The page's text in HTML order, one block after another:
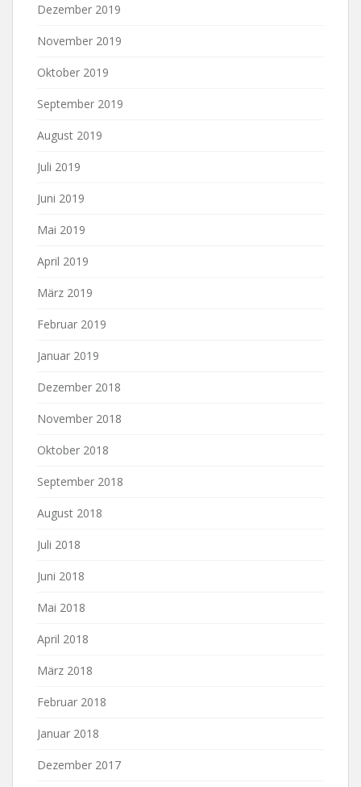
Dezember 2019
November 2019
Oktober 2019
September 2019
August 2019
Juli 2019
Juni 2019
Mai 2019
April 2019
März 2019
Februar 2019
Januar 2019
Dezember 2018
November 2018
Oktober 2018
September 2018
August 2018
Juli 2018
Juni 2018
Mai 2018
April 2018
März 2018
Februar 2018
Januar 2018
Dezember 2017